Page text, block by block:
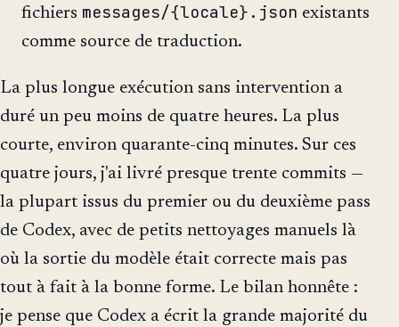
fichiers messages/{locale}.json existants
comme source de traduction.
La plus longue exécution sans intervention a
duré un peu moins de quatre heures. La plus
courte, environ quarante-cinq minutes. Sur ces
quatre jours, j'ai livré presque trente commits —
la plupart issus du premier ou du deuxième pass
de Codex, avec de petits nettoyages manuels là
où la sortie du modèle était correcte mais pas
tout à fait à la bonne forme. Le bilan honnête :
je pense que Codex a écrit la grande majorité du